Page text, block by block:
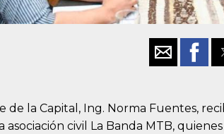
de la Capital, Ing. Norma Fuentes,
asociación civil La Banda MTB,